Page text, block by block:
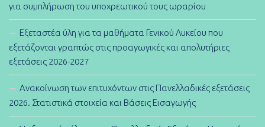
για συμπλήρωση του υποχρεωτικού τους ωραρίου
Εξεταστέα ύλη για τα μαθήματα Γενικού Λυκείου που
εξετάζονται γραπτώς στις προαγωγικές και απολυτήριες
εξετάσεις 2026-2027
Ανακοίνωση των επιτυχόντων στις Πανελλαδικές εξετάσεις
2026. Στατιστικά στοιχεία και Βάσεις Εισαγωγής